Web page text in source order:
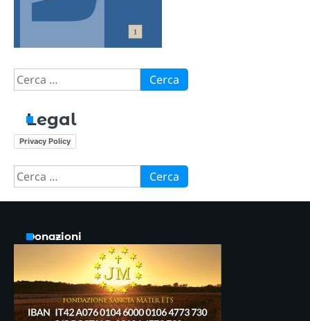
Ricerca
per:
Legal
Privacy Policy
Ricerca
per:
Donazioni